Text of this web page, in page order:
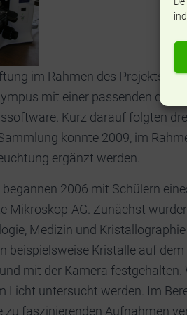
im Rahmen des Projekts
mit einer passenden
Kurz darauf folgten
konnte 2009, im
ergänzt werden.
begannen 2006 mit Schülern
Mikroskop-AG. Zunächst
Medizin und
beispielsweise Kristalle auf
mit der Kamera
Licht untersucht werden. Im
zu faszinierenden Aufnahmen